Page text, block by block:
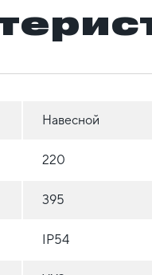
Навесной
220
395
IP54